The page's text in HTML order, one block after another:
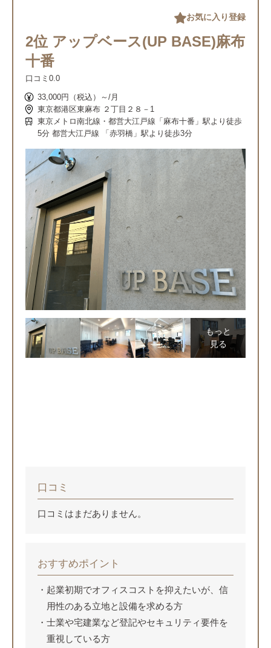
2位 アップベース(UP BASE)麻布
十番
口コミ 0.0
33,000円（税込）～/月
東京都港区東麻布 ２丁目２８－1
東京メトロ南北線・都営大江戸線「麻布十番」駅より徒歩
5分 都営大江戸線 「赤羽橋」駅より徒歩3分
お気に入り登録
もっと
見る
口コミ
口コミはまだありません。
おすすめポイント
起業初期でオフィスコストを抑えたいが、信
用性のある立地と設備を求める方
士業や宅建業など登記やセキュリティ要件を
重視している方